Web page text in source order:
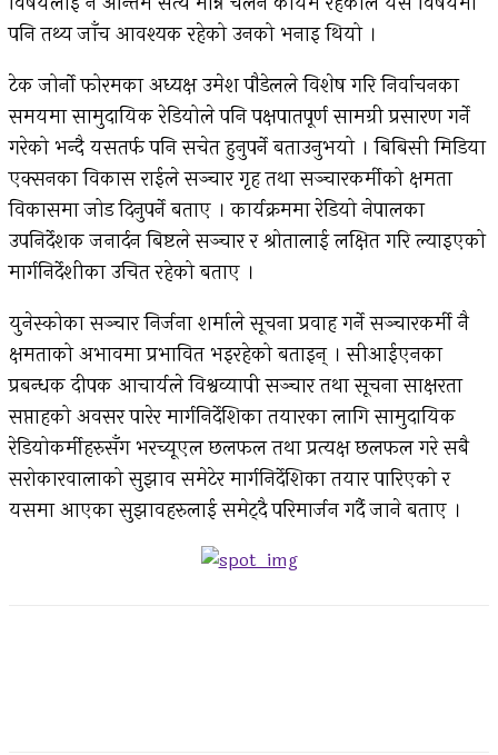
पनि तथ्य जाँच आवश्यक रहेको उनको भनाइ थियो ।
टेक जोर्नो फोरमका अध्यक्ष उमेश पौडेलले विशेष गरि निर्वाचनका
समयमा सामुदायिक रेडियोले पनि पक्षपातपूर्ण सामग्री प्रसारण गर्ने
गरेको भन्दै यसतर्फ पनि सचेत हुनुपर्ने बताउनुभयो । बिबिसी मिडिया
एक्सनका विकास राईले सञ्चार गृह तथा सञ्चारकर्मीको क्षमता
विकासमा जोड दिनुपर्ने बताए । कार्यक्रममा रेडियो नेपालका
उपनिर्देशक जनार्दन बिष्टले सञ्चार र श्रोतालाई लक्षित गरि ल्याइएको
मार्गनिर्देशीका उचित रहेको बताए ।
युनेस्कोका सञ्चार निर्जना शर्माले सूचना प्रवाह गर्ने सञ्चारकर्मी नै
क्षमताको अभावमा प्रभावित भइरहेको बताइन् । सीआईएनका
प्रबन्धक दीपक आचार्यले विश्वव्यापी सञ्चार तथा सूचना साक्षरता
सप्ताहको अवसर पारेर मार्गनिर्देशिका तयारका लागि सामुदायिक
रेडियोकर्मीहरुसँग भरच्यूएल छलफल तथा प्रत्यक्ष छलफल गरे सबै
सरोकारवालाको सुझाव समेटेर मार्गनिर्देशिका तयार पारिएको र
यसमा आएका सुझावहरुलाई समेट्दै परिमार्जन गर्दै जाने बताए ।